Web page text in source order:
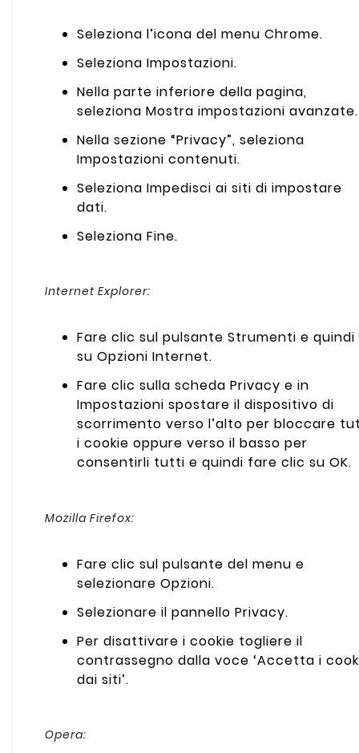
Seleziona l’icona del menu Chrome.
Seleziona Impostazioni.
Nella parte inferiore della pagina,
seleziona Mostra impostazioni avanzate.
Nella sezione “Privacy”, seleziona
Impostazioni contenuti.
Seleziona Impedisci ai siti di impostare
dati.
Seleziona Fine.
Internet Explorer:
Fare clic sul pulsante Strumenti e quindi
su Opzioni Internet.
Fare clic sulla scheda Privacy e in
Impostazioni spostare il dispositivo di
scorrimento verso l’alto per bloccare
i cookie oppure verso il basso per
consentirli tutti e quindi fare clic su OK.
Mozilla Firefox:
Fare clic sul pulsante del menu e
selezionare Opzioni.
Selezionare il pannello Privacy.
Per disattivare i cookie togliere il
contrassegno dalla voce ‘Accetta i
dai siti’.
Opera: